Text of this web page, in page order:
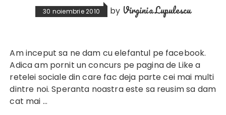
30 noiembrie 2010 by Virginia Lupulescu
Am inceput sa ne dam cu elefantul pe facebook.
Adica am pornit un concurs pepagina de Likea
retelei sociale din care fac deja parte cei mai multi
dintre noi. Speranta noastra este sa reusim sa dam
cat mai …